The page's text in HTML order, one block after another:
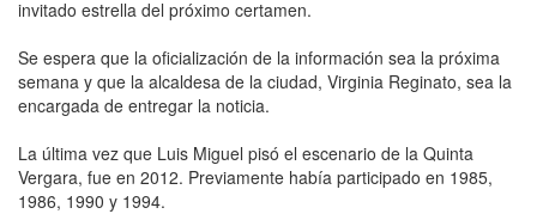
invitado estrella del próximo certamen.
Se espera que la oficialización de la información sea la próxima
semana y que la alcaldesa de la ciudad, Virginia Reginato, sea la
encargada de entregar la noticia.
La última vez que Luis Miguel pisó el escenario de la Quinta
Vergara, fue en 2012. Previamente había participado en 1985,
1986, 1990 y 1994.